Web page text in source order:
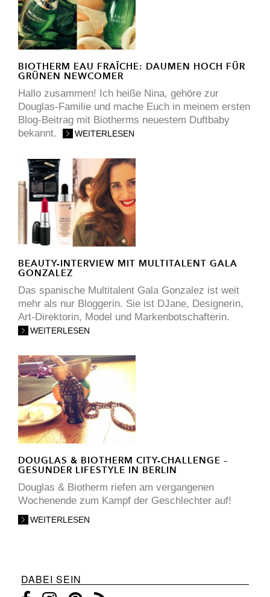
BIOTHERM EAU FRAÎCHE: DAUMEN HOCH FÜR
GRÜNEN NEWCOMER
Hallo zusammen! Ich heiße Nina, gehöre zur
Douglas-Familie und mache Euch in meinem ersten
Blog-Beitrag mit Biotherms neuestem Duftbaby
bekannt.
WEITERLESEN
BEAUTY-INTERVIEW MIT MULTITALENT GALA
GONZALEZ
Das spanische Multitalent Gala Gonzalez ist weit
mehr als nur Bloggerin. Sie ist DJane, Designerin,
Art-Direktorin, Model und Markenbotschafterin.
WEITERLESEN
DOUGLAS & BIOTHERM CITY-CHALLENGE –
GESUNDER LIFESTYLE IN BERLIN
Douglas & Biotherm riefen am vergangenen
Wochenende zum Kampf der Geschlechter auf!
WEITERLESEN
DABEI SEIN